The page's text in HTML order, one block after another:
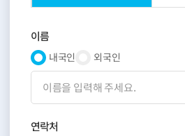
이름
내국인 외국인
연락처